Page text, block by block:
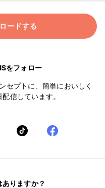
ードする
をフォロー
セプトに、簡単においしく
信しています。
りますか？